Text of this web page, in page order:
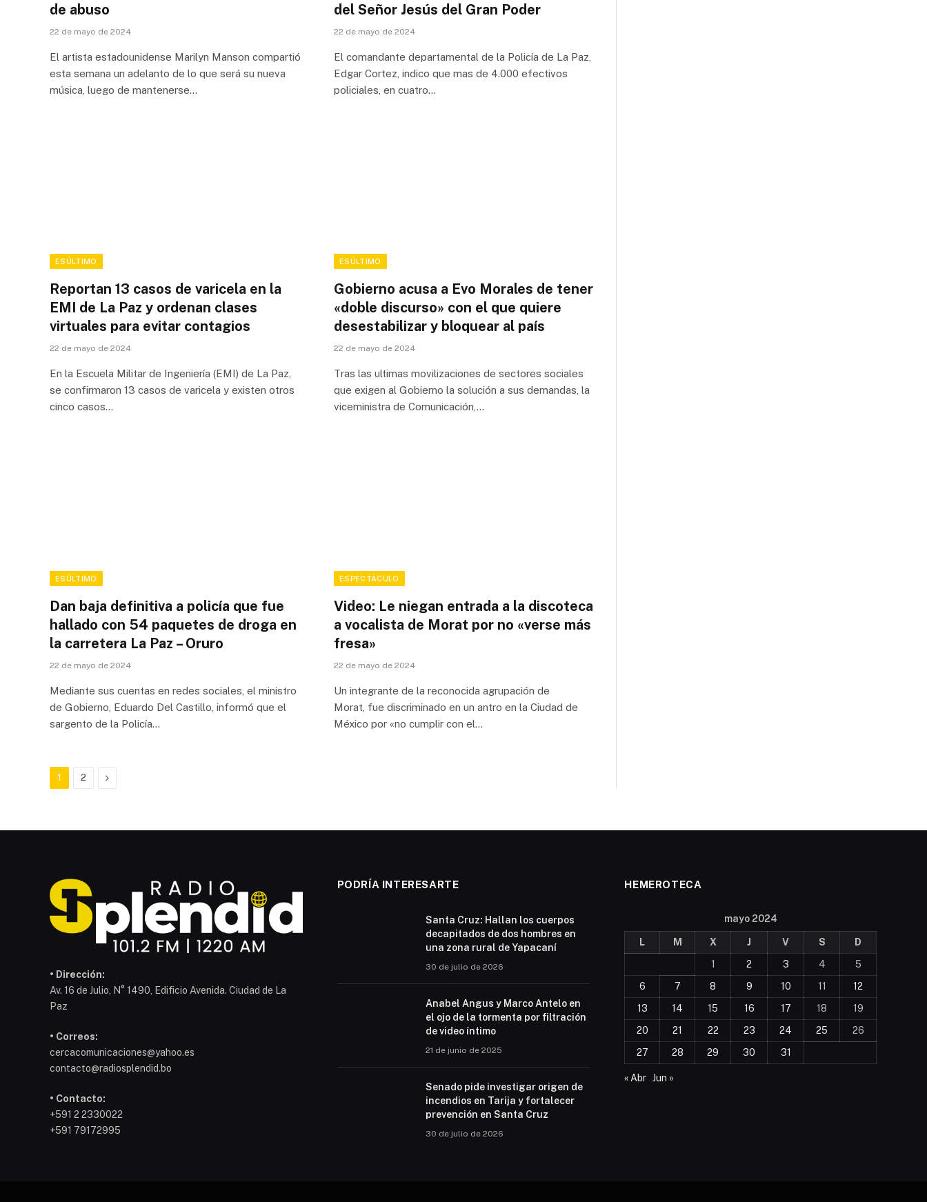
de abuso
22 de mayo de 2024
El artista estadounidense Marilyn Manson compartió
esta semana un adelanto de lo que será su nueva
música, luego de mantenerse…
del Señor Jesús del Gran Poder
22 de mayo de 2024
El comandante departamental de la Policía de La Paz,
Edgar Cortez, indico que mas de 4.000 efectivos
policiales, en cuatro…
ESÚLTIMO
Reportan 13 casos de varicela en la
EMI de La Paz y ordenan clases
virtuales para evitar contagios
22 de mayo de 2024
En la Escuela Militar de Ingeniería (EMI) de La Paz,
se confirmaron 13 casos de varicela y existen otros
cinco casos…
ESÚLTIMO
Gobierno acusa a Evo Morales de tener
«doble discurso» con el que quiere
desestabilizar y bloquear al país
22 de mayo de 2024
Tras las ultimas movilizaciones de sectores sociales
que exigen al Gobierno la solución a sus demandas, la
viceministra de Comunicación,…
ESÚLTIMO
Dan baja definitiva a policía que fue
hallado con 54 paquetes de droga en
la carretera La Paz – Oruro
22 de mayo de 2024
Mediante sus cuentas en redes sociales, el ministro
de Gobierno, Eduardo Del Castillo, informó que el
sargento de la Policía…
ESPECTÁCULO
Video: Le niegan entrada a la discoteca
a vocalista de Morat por no «verse más
fresa»
22 de mayo de 2024
Un integrante de la reconocida agrupación de
Morat, fue discriminado en un antro en la Ciudad de
México por «no cumplir con el…
1 2 Next
• Dirección:
Av. 16 de Julio, N° 1490, Edificio Avenida. Ciudad de La
Paz
• Correos:
cercacomunicaciones@yahoo.es
contacto@radiosplendid.bo
• Contacto:
+591 2 2330022
+591 79172995
PODRÍA INTERESARTE
Santa Cruz: Hallan los cuerpos
decapitados de dos hombres en
una zona rural de Yapacaní
30 de julio de 2026
Anabel Angus y Marco Antelo en
el ojo de la tormenta por filtración
de video íntimo
21 de junio de 2025
Senado pide investigar origen de
incendios en Tarija y fortalecer
prevención en Santa Cruz
30 de julio de 2026
HEMEROTECA
mayo 2024
L M X J V S
D
1
2 3 4
5
6
7 8 9 10 11
12
13
14 15 16 17 18
19
20
21 22 23 24 25
26
27
28 29 30 31
« Abr Jun »